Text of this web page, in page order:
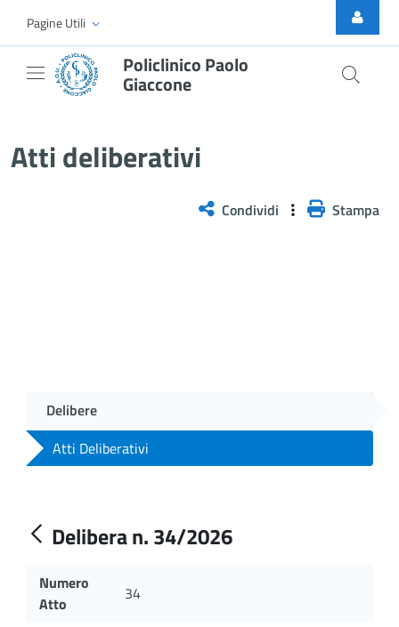
Skip to Main Content
Pagine Utili
Policlinico Paolo
Giaccone
Atti deliberativi
Condividi Stampa
Delibere
Atti Deliberativi
Delibera n. 34/2026
Numero
Atto
34